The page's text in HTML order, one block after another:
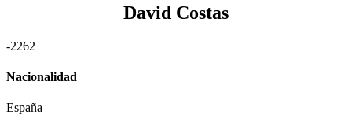
David Costas
-2262
Nacionalidad
España